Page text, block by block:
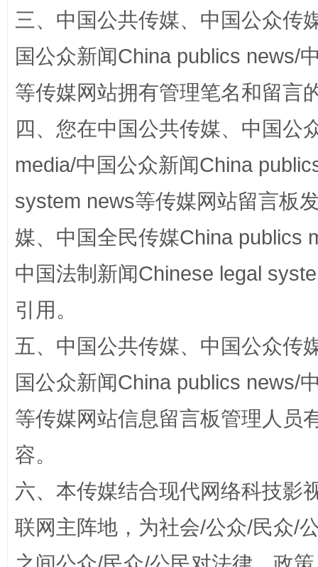
站台名比不上好声名
漫山遍野的桃花与雪山、麦地、白藏房 除
招工难、用工荒背后
三、中国公共传媒、中国公众传
国公众新闻China publics news/
等传媒网站拥有管理笔名和留言
四、您在中国公共传媒、中国公
media/中国公众新闻China
system news等传媒网站留言板
媒、中国全民传媒China publics
中国法制新闻Chinese legal
引用。
五、中国公共传媒、中国公众传
国公众新闻China publics news/
等传媒网站信息留言板管理人员
容。
六、本传媒结合现代网络科技影
联网主阵地，为社会/公众/民众/